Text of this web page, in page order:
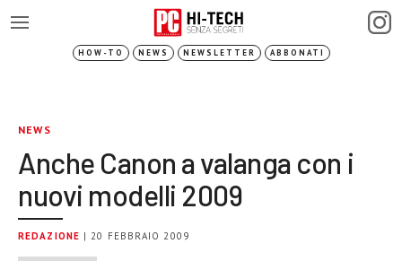
HOW-TO NEWS NEWSLETTER ABBONATI
NEWS
Anche Canon a valanga con i
nuovi modelli 2009
REDAZIONE | 20 FEBBRAIO 2009